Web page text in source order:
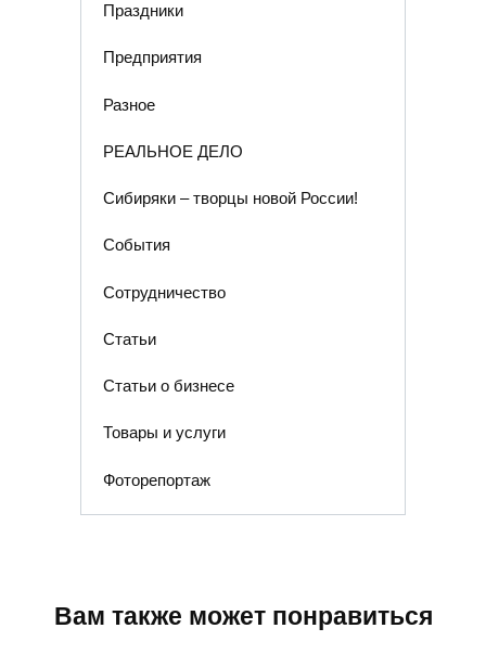
Праздники
Предприятия
Разное
РЕАЛЬНОЕ ДЕЛО
Сибиряки – творцы новой России!
События
Сотрудничество
Статьи
Статьи о бизнесе
Товары и услуги
Фоторепортаж
Вам также может понравиться